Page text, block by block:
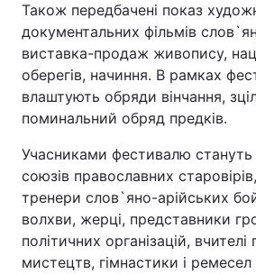
Тема оформлення
Також передбачені показ
документальних фільмів
виставка-продаж живопису,
оберегів, начиння. В рамках
влаштують обряди вінчання,
поминальний обряд предків.
Учасниками фестивалю
союзів православних
тренери слов`яно-арійських
волхви, жерці, представники
політичних організацій,
мистецтв, гімнастики і